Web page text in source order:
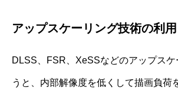
アップスケーリング技術の利用
DLSS、FSR、XeSSなどのアップス
うと、内部解像度を低くして描画負荷